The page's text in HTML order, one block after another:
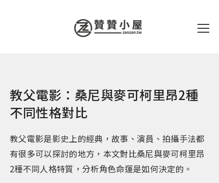
教父電影：桑尼與麥可柯里昂2種
不同性格對比
教父電影是影史上的經典，故事、演員、拍攝手法都
有很多可以探討的地方，本文對比桑尼與麥可柯里昂
2種不同人格特質，分析角色命運是如何決定的。